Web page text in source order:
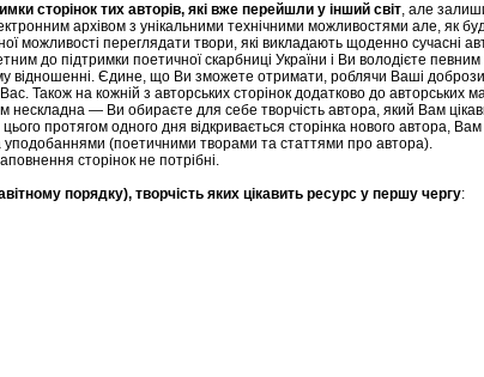
сторінок тих авторів, які вже перейшли у інший світ, але
архівом з унікальними технічними можливостями але, як
можливості переглядати твори, які викладають щоденно сучасні
до підтримки поетичної скарбниці України і Ви володієте
відношенні. Єдине, що Ви зможете отримати, роблячи Ваші
Також на кожній з авторських сторінок додатково до авторських
нескладна — Ви обираєте для себе творчість автора, який Вам
протягом одного дня відкривається сторінка нового автора,
(поетичними творами та статтями про автора).
сторінок не потрібні.
порядку), творчість яких цікавить ресурс у першу чергу: